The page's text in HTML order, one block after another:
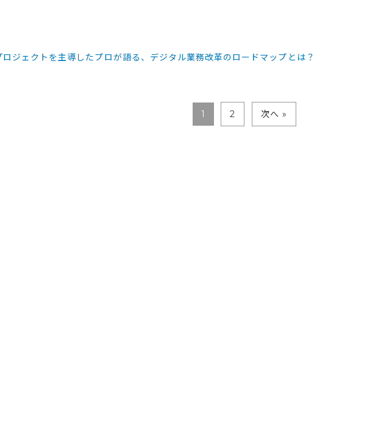
ジェクトを主導したプロが語る、デジタル業務改革のロードマップとは？
1 2 次へ »